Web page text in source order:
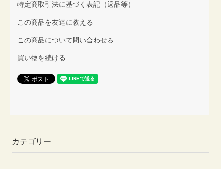
特定商取引法に基づく表記（返品等）
この商品を友達に教える
この商品について問い合わせる
買い物を続ける
カテゴリー